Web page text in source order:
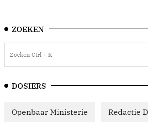
ZOEKEN
DOSIERS
Openbaar Ministerie Redactie